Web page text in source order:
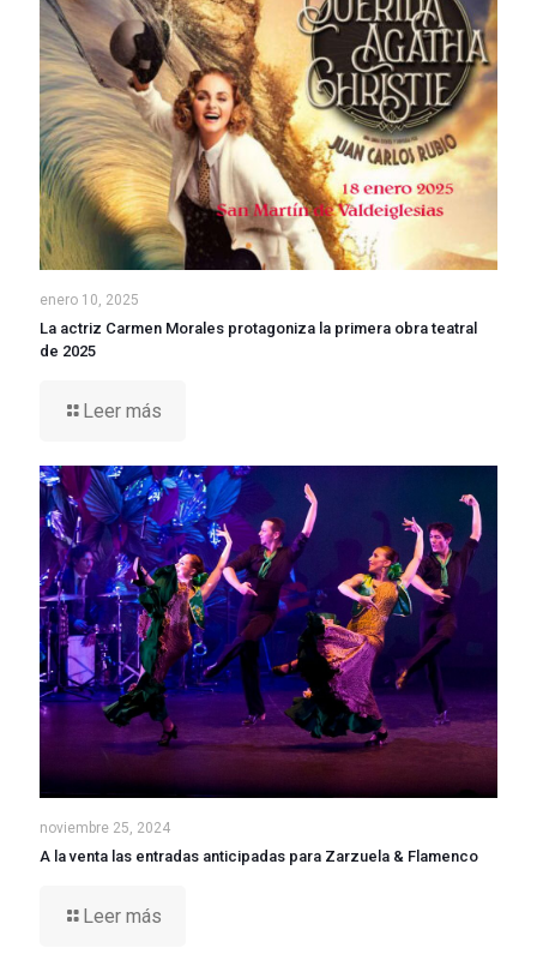
enero 10, 2025
La actriz Carmen Morales protagoniza la primera obra teatral
de 2025
Leer más
noviembre 25, 2024
A la venta las entradas anticipadas para Zarzuela & Flamenco
Leer más